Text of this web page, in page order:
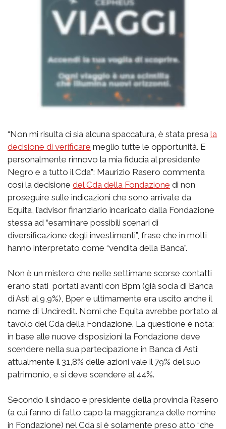
“Non mi risulta ci sia alcuna spaccatura, è stata presa la
decisione di verificare meglio tutte le opportunità. E
personalmente rinnovo la mia fiducia al presidente
Negro e a tutto il Cda”: Maurizio Rasero commenta
così la decisione del Cda della Fondazione di non
proseguire sulle indicazioni che sono arrivate da
Equita, l’advisor finanziario incaricato dalla Fondazione
stessa ad “esaminare possibili scenari di
diversificazione degli investimenti”, frase che in molti
hanno interpretato come “vendita della Banca”.
Non è un mistero che nelle settimane scorse contatti
erano stati portati avanti con Bpm (già socia di Banca
di Asti al 9,9%), Bper e ultimamente era uscito anche il
nome di Unciredit. Nomi che Equita avrebbe portato al
tavolo del Cda della Fondazione. La questione è nota:
in base alle nuove disposizioni la Fondazione deve
scendere nella sua partecipazione in Banca di Asti:
attualmente il 31,8% delle azioni vale il 79% del suo
patrimonio, e si deve scendere al 44%.
Secondo il sindaco e presidente della provincia Rasero
(a cui fanno di fatto capo la maggioranza delle nomine
in Fondazione) nel Cda si è solamente preso atto “che